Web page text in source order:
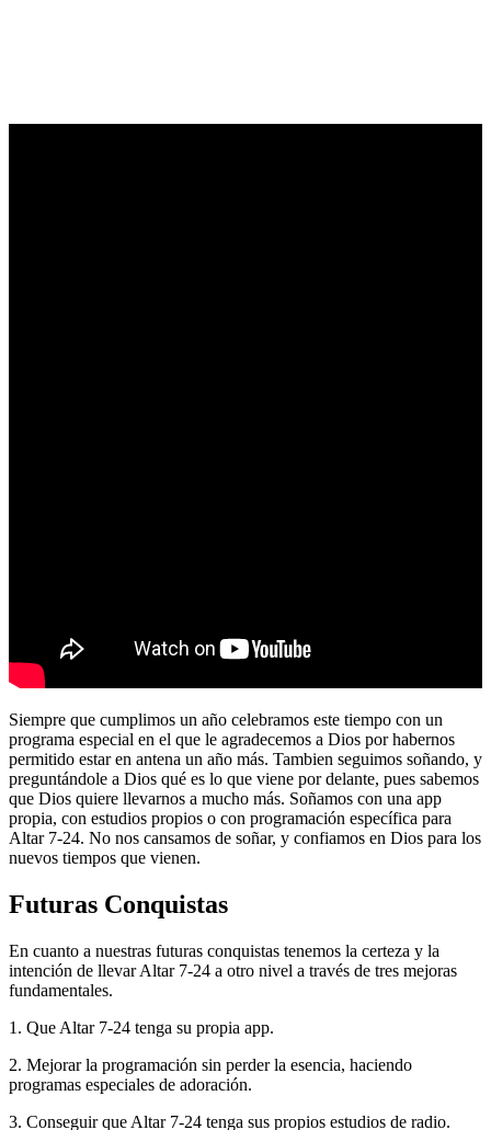
Siempre que cumplimos un año celebramos este tiempo con un
programa especial en el que le agradecemos a Dios por habernos
permitido estar en antena un año más. Tambien seguimos soñando, y
preguntándole a Dios qué es lo que viene por delante, pues sabemos
que Dios quiere llevarnos a mucho más. Soñamos con una app
propia, con estudios propios o con programación específica para
Altar 7-24. No nos cansamos de soñar, y confiamos en Dios para los
nuevos tiempos que vienen.
Futuras Conquistas
En cuanto a nuestras futuras conquistas tenemos la certeza y la
intención de llevar Altar 7-24 a otro nivel a través de tres mejoras
fundamentales.
1. Que Altar 7-24 tenga su propia app.
2. Mejorar la programación sin perder la esencia, haciendo
programas especiales de adoración.
3. Conseguir que Altar 7-24 tenga sus propios estudios de radio.